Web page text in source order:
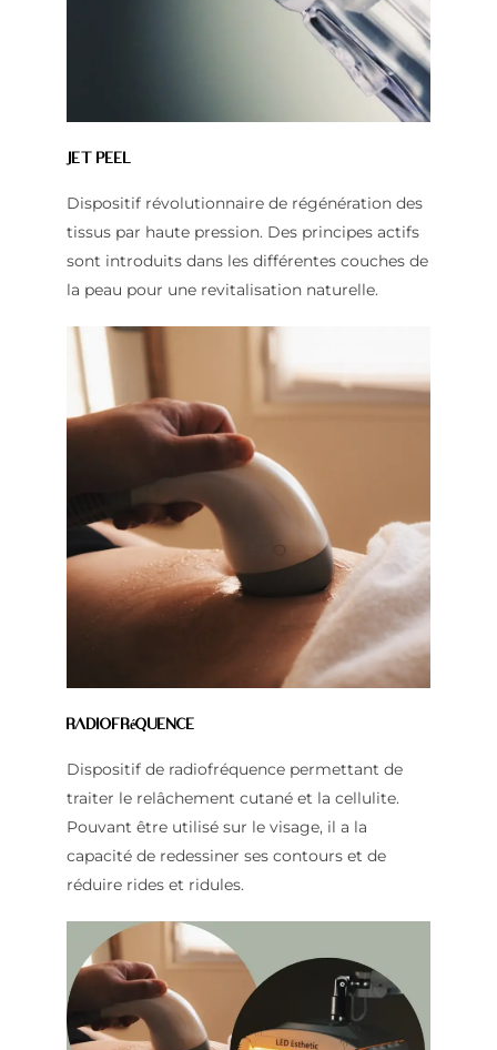
Jet Peel
Dispositif révolutionnaire de régénération des
tissus par haute pression. Des principes actifs
sont introduits dans les différentes couches de
la peau pour une revitalisation naturelle.
Radiofréquence
Dispositif de radiofréquence permettant de
traiter le relâchement cutané et la cellulite.
Pouvant être utilisé sur le visage, il a la
capacité de redessiner ses contours et de
réduire rides et ridules.